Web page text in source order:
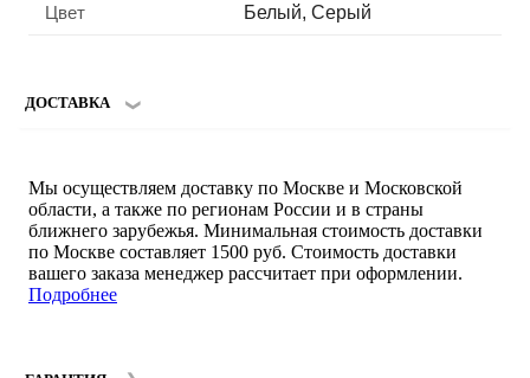
Цвет Белый, Серый
ДОСТАВКА
Мы осуществляем доставку по Москве и Московской
области, а также по регионам России и в страны
ближнего зарубежья. Минимальная стоимость доставки
по Москве составляет 1500 руб. Стоимость доставки
вашего заказа менеджер рассчитает при оформлении.
Подробнее